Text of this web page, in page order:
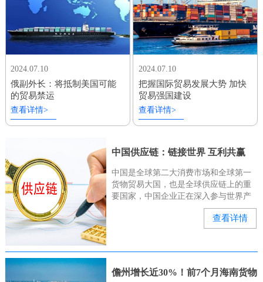
2024.07.10
俄副外长：将抵制美国可能
的贸易禁运
查看详情>
2024.07.10
把握国际贸易发展大势 加快
贸易强国建设
查看详情>
中国供应链：链接世界 互利共赢
中国是全球第二大消费市场和全球第一
货物贸易大国，也是全球供应链上的重
要国家，中国企业正在深入参与世界产
业链、供应链。“有几位俄罗斯和中亚的
查看详情
儋州增长近30%！前7个月海南货物